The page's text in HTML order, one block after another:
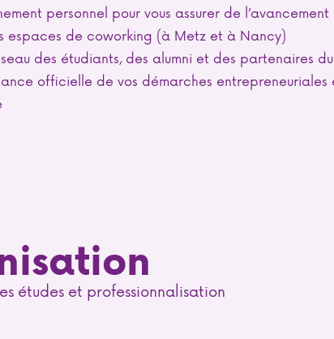
personnel pour vous assurer de
espaces de coworking (à Metz et à Nancy)
des étudiants, des alumni et des partenaires du
officielle de vos démarches
études et professionnalisation